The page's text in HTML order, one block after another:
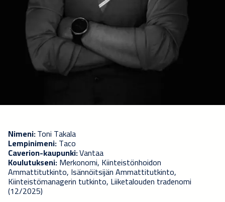
Nimeni:Toni Takala
Lempinimeni:Taco
Caverion-kaupunki:Vantaa
Koulutukseni:Merkonomi, Kiinteistönhoidon
Ammattitutkinto, Isännöitsijän Ammattitutkinto,
Kiinteistömanagerin tutkinto, Liiketalouden tradenomi
(12/2025)